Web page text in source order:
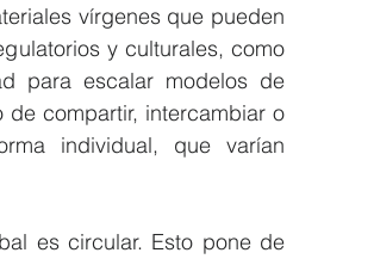
vírgenes que pueden
y culturales, como
para escalar modelos de
compartir, intercambiar o
individual, que varían
es circular. Esto pone de